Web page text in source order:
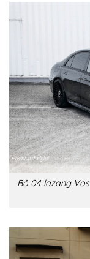
Bộ 04 lazang